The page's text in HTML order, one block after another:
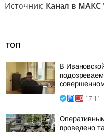
Источник: Канал в МАКС
ТОП
В
17:11
проведено